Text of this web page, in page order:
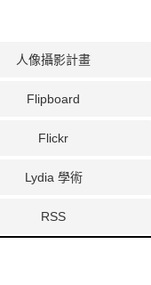
人像攝影計畫
Flipboard
Flickr
Lydia 學術
RSS